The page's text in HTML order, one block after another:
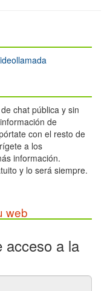
chat pública y sin
de
con el resto de
a los
información.
y lo será siempre.
web
acceso a la